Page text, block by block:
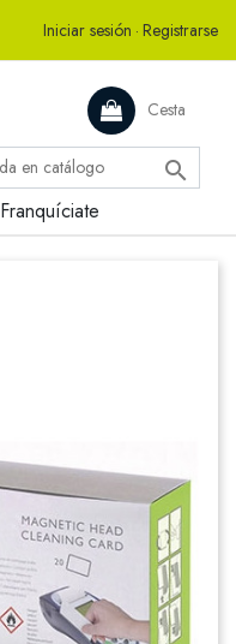
Iniciar sesión · Registrarse
Cesta

Franquíciate